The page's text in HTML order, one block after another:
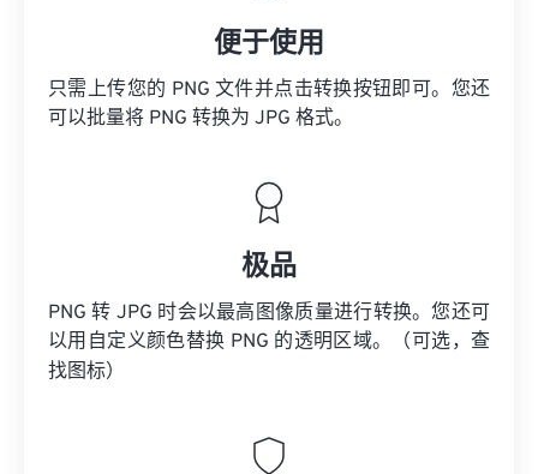
便于使用
只需上传您的 PNG 文件并点击转换按钮即可。您还
可以批量将 PNG 转换为 JPG 格式。
极品
PNG 转 JPG 时会以最高图像质量进行转换。您还可
以用自定义颜色替换 PNG 的透明区域。（可选，查
找图标）